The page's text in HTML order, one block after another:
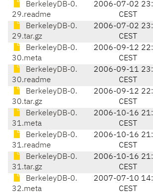
BerkeleyDB-0.
29.readme
2006-07-02
CEST
BerkeleyDB-0.
29.tar.gz
2006-07-02
CEST
BerkeleyDB-0.
30.meta
2006-09-12
CEST
BerkeleyDB-0.
30.readme
2006-09-11
CEST
BerkeleyDB-0.
30.tar.gz
2006-09-12
CEST
BerkeleyDB-0.
31.meta
2006-10-16
CEST
BerkeleyDB-0.
31.readme
2006-10-16
CEST
BerkeleyDB-0.
31.tar.gz
2006-10-16
CEST
BerkeleyDB-0.
32.meta
2007-07-10
CEST